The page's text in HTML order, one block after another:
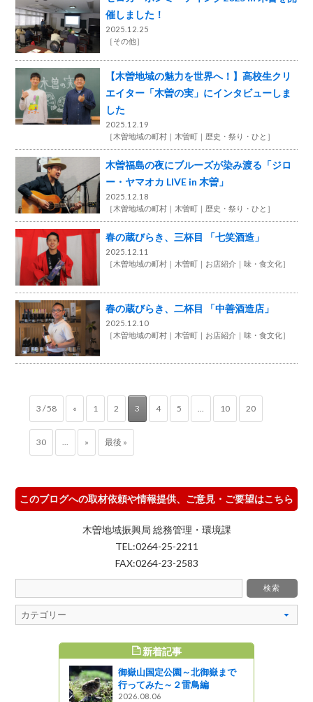
催しました！
2025.12.25
［その他］
【木曽地域の魅力を世界へ！】高校生クリ
エイター「木曽の実」にインタビューしま
した
2025.12.19
［木曽地域の町村 木曽町 歴史・祭り・ひと ］
木曽福島の夜にブルーズが染み渡る「ジロ
ー・ヤマオカ LIVE in 木曽」
2025.12.18
［木曽地域の町村 木曽町 歴史・祭り・ひと ］
春の蔵びらき、三杯目 「七笑酒造」
2025.12.11
［木曽地域の町村 木曽町 お店紹介 味・食文化］
春の蔵びらき、二杯目 「中善酒造店」
2025.12.10
［木曽地域の町村 木曽町 お店紹介 味・食文化］
3 / 58 « 1 2 3 4 5 ... 10 20
30 ... » 最後 »
このブログへの取材依頼や情報提供、ご意見・ご要望はこちら
木曽地域振興局 総務管理・環境課
TEL:0264-25-2211
FAX:0264-23-2583
新着記事
御嶽山国定公園～北御嶽まで
行ってみた～２雷鳥編
2026.08.06